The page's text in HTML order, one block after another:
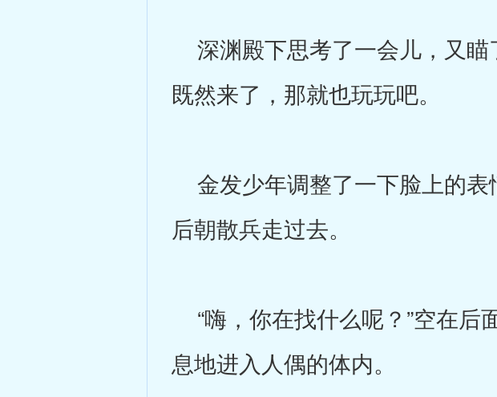
深渊殿下思考了一会儿，又瞄
既然来了，那就也玩玩吧。
金发少年调整了一下脸上的表
后朝散兵走过去。
“嗨，你在找什么呢？”空在后
息地进入人偶的体内。